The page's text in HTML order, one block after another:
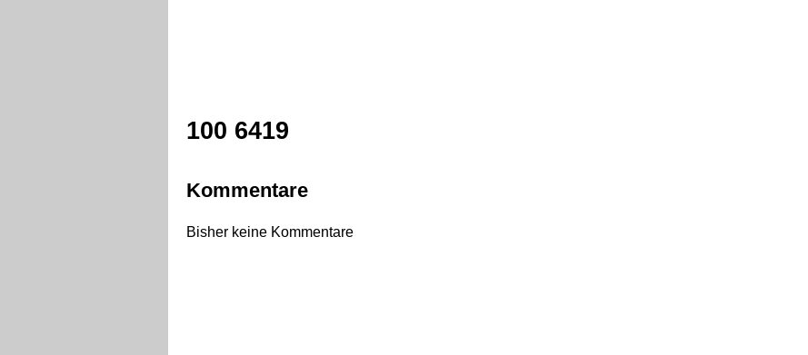
100 6419
Kommentare
Bisher keine Kommentare